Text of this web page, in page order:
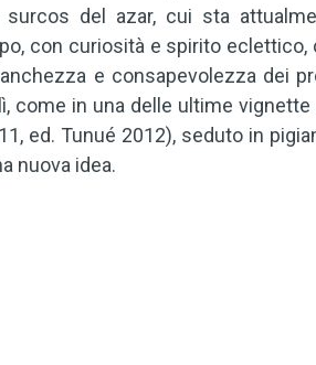
del azar, cui sta
con curiosità e spirito
e consapevolezza dei
come in una delle ultime
ed. Tunué 2012), seduto in
nuova idea.